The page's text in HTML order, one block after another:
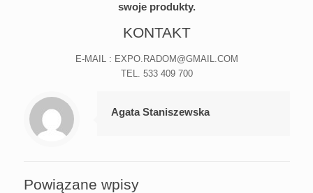
swoje produkty.
KONTAKT
E-MAIL : EXPO.RADOM@GMAIL.COM
TEL. 533 409 700
Agata Staniszewska
Powiązane wpisy